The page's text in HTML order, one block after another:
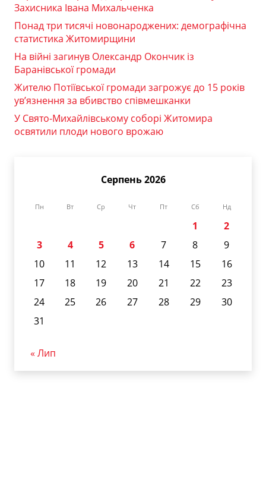
Захисника Івана Михальченка
Понад три тисячі новонароджених: демографічна
статистика Житомирщини
На війні загинув Олександр Окончик із
Баранівської громади
Жителю Потіївської громади загрожує до 15 років
ув’язнення за вбивство співмешканки
У Свято-Михайлівському соборі Житомира
освятили плоди нового врожаю
Серпень 2026
Пн Вт Ср Чт Пт Сб Нд
1
2
3
4 5 6 7 8
9
10
11 12 13 14 15
16
17
18 19 20 21 22
23
24
25 26 27 28 29
30
31
« Лип